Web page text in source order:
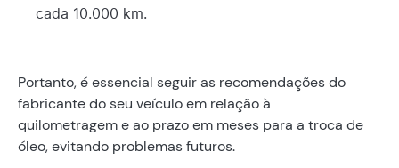
cada 10.000 km.
Portanto, é essencial seguir as recomendações do
fabricante do seu veículo em relação à
quilometragem e ao prazo em meses para a troca de
óleo, evitando problemas futuros.